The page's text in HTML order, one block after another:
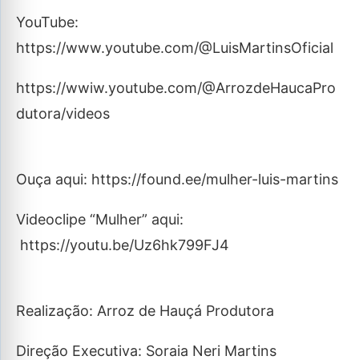
YouTube:
https://www.youtube.com/@LuisMartinsOficial
https://wwiw.youtube.com/@ArrozdeHaucaPro
dutora/videos
Ouça aqui: https://found.ee/mulher-luis-martins
Videoclipe “Mulher” aqui:
https://youtu.be/Uz6hk799FJ4
Realização: Arroz de Hauçá Produtora
Direção Executiva: Soraia Neri Martins